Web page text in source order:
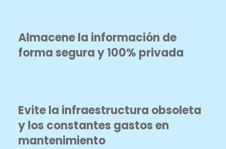
Almacene la información de
forma segura y 100% privada
Evite la infraestructura obsoleta
y los constantes gastos en
mantenimiento